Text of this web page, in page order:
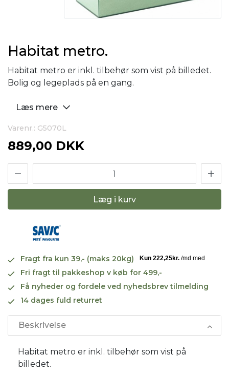
Habitat metro.
Habitat metro er inkl. tilbehør som vist på billedet.
Bolig og legeplads på en gang.
Læs mere
Varenr.: G5070L
889,00 DKK
Læg i kurv
Fragt fra kun 39,- (maks 20kg)
Fri fragt til pakkeshop v køb for 499,-
Få nyheder og fordele ved nyhedsbrev tilmelding
14 dages fuld returret
Beskrivelse
Habitat metro er inkl. tilbehør som vist på
billedet.